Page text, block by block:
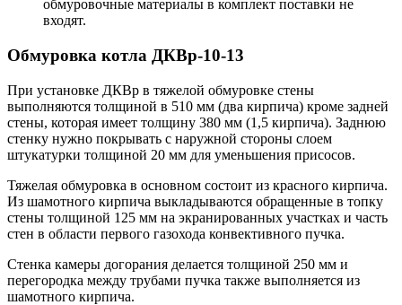
обмуровочные материалы в комплект поставки не
входят.
Обмуровка котла ДКВр-10-13
При установке ДКВр в тяжелой обмуровке стены
выполняются толщиной в 510 мм (два кирпича) кроме задней
стены, которая имеет толщину 380 мм (1,5 кирпича). Заднюю
стенку нужно покрывать с наружной стороны слоем
штукатурки толщиной 20 мм для уменьшения присосов.
Тяжелая обмуровка в основном состоит из красного кирпича.
Из шамотного кирпича выкладываются обращенные в топку
стены толщиной 125 мм на экранированных участках и часть
стен в области первого газохода конвективного пучка.
Стенка камеры догорания делается толщиной 250 мм и
перегородка между трубами пучка также выполняется из
шамотного кирпича.